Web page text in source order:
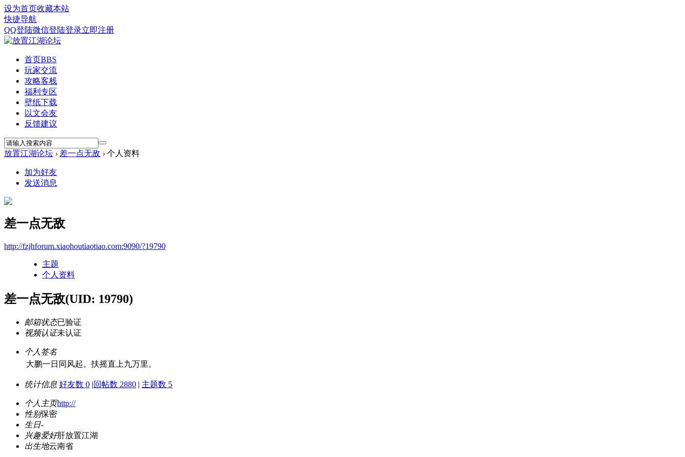
设为首页收藏本站
快捷导航
QQ登陆微信登陆登录立即注册
首页BBS
玩家交流
攻略客栈
福利专区
壁纸下载
以文会友
反馈建议
放置江湖论坛 › 差一点无敌 › 个人资料
加为好友
发送消息
差一点无敌
http://fzjhforum.xiaohoutiaotiao.com:9090/?19790
主题
个人资料
差一点无敌(UID: 19790)
邮箱状态已验证
视频认证未认证
个人签名
大鹏一日同风起。扶摇直上九万里。
统计信息 好友数 0 |回帖数 2880 | 主题数 5
个人主页http://
性别保密
生日-
兴趣爱好肝放置江湖
出生地云南省